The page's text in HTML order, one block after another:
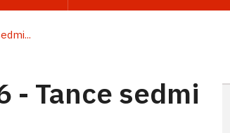
- Tance sedmi